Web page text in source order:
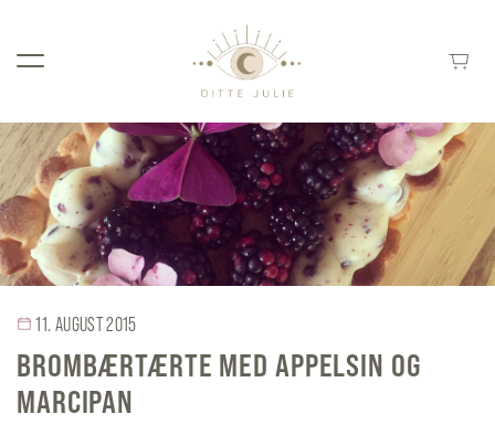
11. AUGUST 2015
BROMBÆRTÆRTE MED APPELSIN OG
MARCIPAN